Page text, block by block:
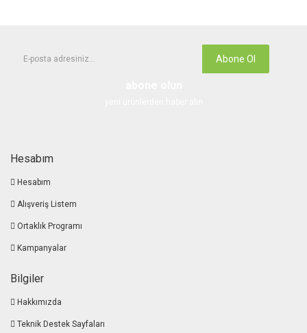
Abone Ol
Hesabım
Hesabım
Alışveriş Listem
Ortaklık Programı
Kampanyalar
Bilgiler
Hakkımızda
Teknik Destek Sayfaları